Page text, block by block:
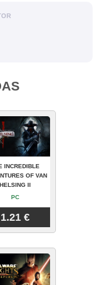
INCREDIBLE
OF VAN
HELSING II
PC
1.21 €